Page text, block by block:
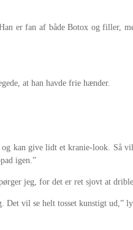
er fan af både Botox og filler,
at han havde frie hænder.
give lidt et kranie-look. Så
igen.”
jeg, for det er ret sjovt at
vil se helt tosset kunstigt ud,”